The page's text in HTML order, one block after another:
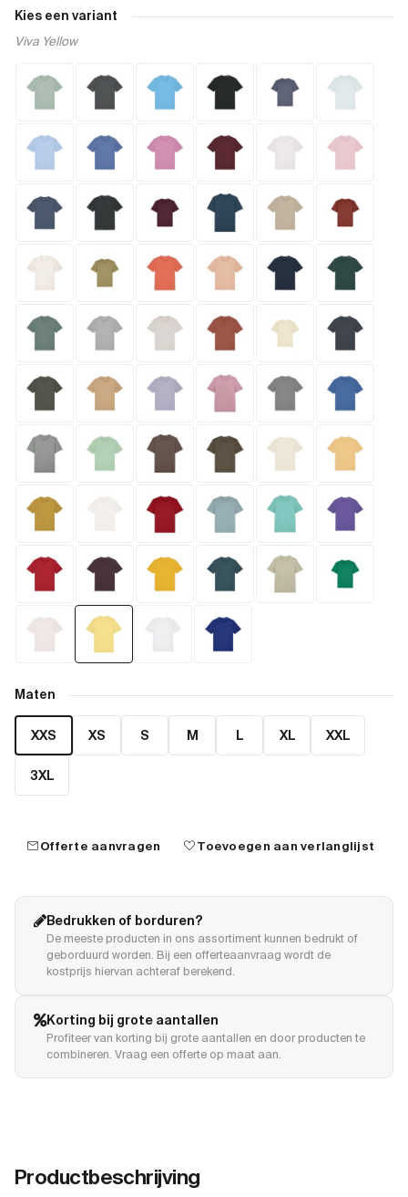
Kies een variant
Viva Yellow
Maten
XXS XS S M L XL XXL
3XL
mailOfferte aanvragen favoriteToevoegen aan verlanglijst
Bedrukken of borduren?
De meeste producten in ons assortiment kunnen bedrukt of
geborduurd worden. Bij een offerteaanvraag wordt de
kostprijs hiervan achteraf berekend.
Korting bij grote aantallen
Profiteer van korting bij grote aantallen en door producten te
combineren. Vraag een offerte op maat aan.
Productbeschrijving